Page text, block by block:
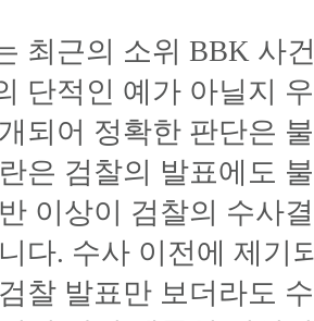
최근의 소위 BBK 사
단적인 예가 아닐지
되어 정확한 판단은
은 검찰의 발표에도
이상이 검찰의 수사
다. 수사 이전에 제기
찰 발표만 보더라도